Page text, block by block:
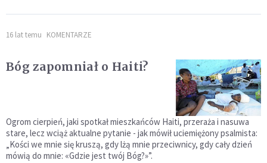
16 lat temu KOMENTARZE
Bóg zapomniał o Haiti?
Ogrom cierpień, jaki spotkał mieszkańców Haiti, przeraża i nasuwa
stare, lecz wciąż aktualne pytanie - jak mówił uciemiężony psalmista:
„Kości we mnie się kruszą, gdy lżą mnie przeciwnicy, gdy cały dzień
mówią do mnie: «Gdzie jest twój Bóg?»”.